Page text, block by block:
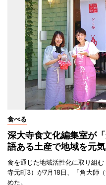
食べる
深大寺食文化編集室が
語ある土産で地域を元
食を通じた地域活性化に取り組
寺元町3）が7月18日、「角大師
めた。